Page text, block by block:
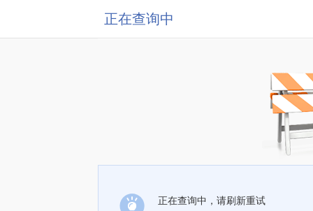
正在查询中
正在查询中，请刷新重试